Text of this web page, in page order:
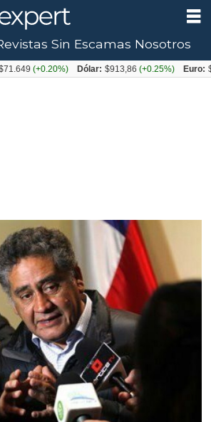
Sin Escamas Nosotros
(+0.20%) Dólar: $913,86(+0.25%) Euro: